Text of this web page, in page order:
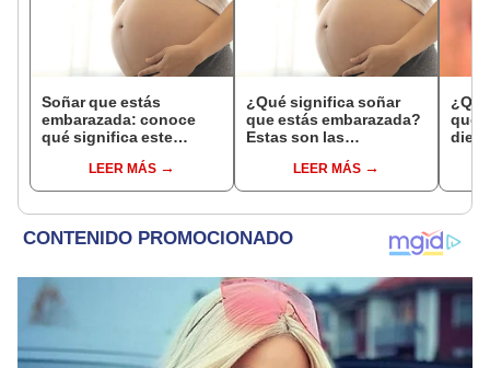
Soñar que estás
embarazada: conoce
qué significa este
LEER MÁS
¿Qué significa soñar
que estás embarazada?
Estas son las
comunesLEER MÁS
que